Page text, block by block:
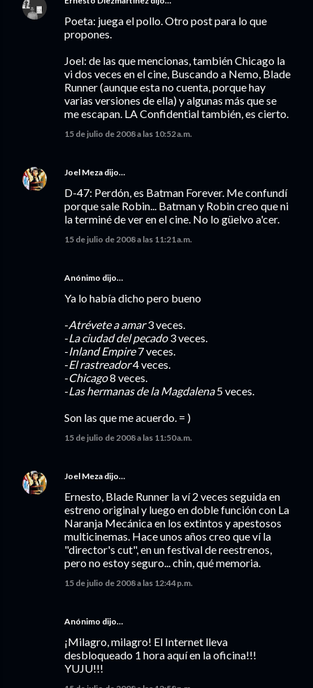
Poeta: juega el pollo. Otro post para lo que
propones.
Joel: de las que mencionas, también Chicago la
vi dos veces en el cine, Buscando a Nemo, Blade
Runner (aunque esta no cuenta, porque hay
varias versiones de ella) y algunas más que se
me escapan. LA Confidential también, es cierto.
15 de julio de 2008 a las 10:52 a.m.
Joel Meza dijo…
D-47: Perdón, es Batman Forever. Me confundí
porque sale Robin... Batman y Robin creo que ni
la terminé de ver en el cine. No lo güelvo a'cer.
15 de julio de 2008 a las 11:21 a.m.
Anónimo dijo…
Ya lo había dicho pero bueno
-Atrévete a amar3 veces.
-La ciudad del pecado3 veces.
-Inland Empire7 veces.
-El rastreador4 veces.
-Chicago8 veces.
-Las hermanas de la Magdalena5 veces.
Son las que me acuerdo. = )
15 de julio de 2008 a las 11:50 a.m.
Joel Meza dijo…
Ernesto, Blade Runner la ví 2 veces seguida en
estreno original y luego en doble función con La
Naranja Mecánica en los extintos y apestosos
multicinemas. Hace unos años creo que ví la
"director's cut", en un festival de reestrenos,
pero no estoy seguro... chin, qué memoria.
15 de julio de 2008 a las 12:44 p.m.
Anónimo dijo…
¡Milagro, milagro! El Internet lleva
desbloqueado 1 hora aquí en la oficina!!!
YUJU!!!